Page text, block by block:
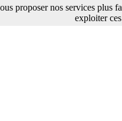
proposer nos services plus
exploiter